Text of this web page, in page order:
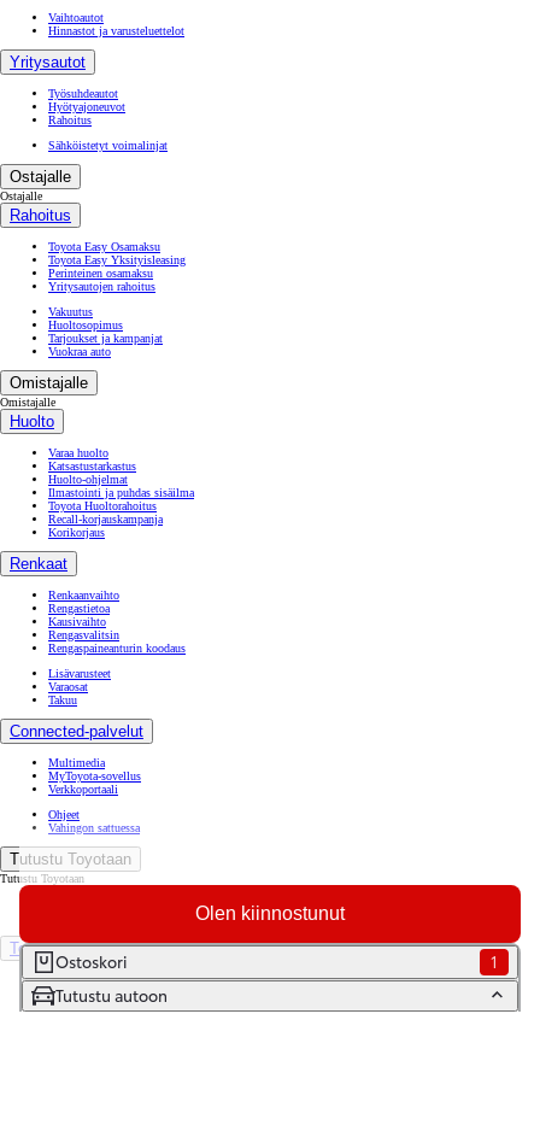
Olen kiinnostunut
Ostoskori
1
Tutustu autoon
Vaihtoautot
Hinnastot ja varusteluettelot
Yritysautot
Työsuhdeautot
Hyötyajoneuvot
Rahoitus
Sähköistetyt voimalinjat
Ostajalle
Ostajalle
Rahoitus
Toyota Easy Osamaksu
Toyota Easy Yksityisleasing
Perinteinen osamaksu
Yritysautojen rahoitus
Vakuutus
Huoltosopimus
Tarjoukset ja kampanjat
Vuokraa auto
Omistajalle
Omistajalle
Huolto
Varaa huolto
Katsastustarkastus
Huolto-ohjelmat
Ilmastointi ja puhdas sisäilma
Toyota Huoltorahoitus
Recall-korjauskampanja
Korikorjaus
Renkaat
Renkaanvaihto
Rengastietoa
Kausivaihto
Rengasvalitsin
Rengaspaineanturin koodaus
Lisävarusteet
Varaosat
Takuu
Connected-palvelut
Multimedia
MyToyota-sovellus
Verkkoportaali
Ohjeet
Vahingon sattuessa
Tutustu Toyotaan
Tutustu Toyotaan
Toyota Suomessa
Toyotan lehdistöpankki
Yhdessä pidemmälle